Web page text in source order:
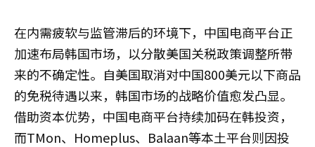
在内需疲软与监管滞后的环境下，中国电商平台正
加速布局韩国市场，以分散美国关税政策调整所带
来的不确定性。自美国取消对中国800美元以下商品
的免税待遇以来，韩国市场的战略价值愈发凸显。
借助资本优势，中国电商平台持续加码在韩投资，
而TMon、Homeplus、Balaan等本土平台则因投